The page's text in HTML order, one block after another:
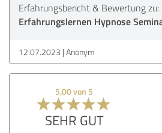
Erfahrungsbericht & Bewertung zu:
Erfahrungslernen Hypnose
12.07.2023 Anonym
5,00 von 5
SEHR GUT